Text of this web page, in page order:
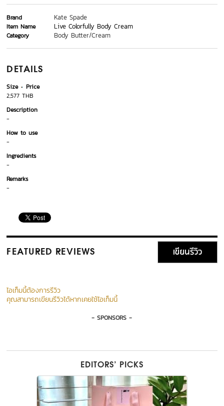
Brand Kate Spade
Item Name Live Colorfully Body Cream
Category Body Butter/Cream
DETAILS
Size
Price
2,577 THB
Description
-
How to use
-
Ingredients
-
Remarks
-
FEATURED REVIEWS เขียนรีวิว
ไอเท็มนี้ต้องการรีวิว
คุณสามารถเขียนรีวิวได้หากเคยใช้ไอเท็มนี้
- SPONSORS -
EDITORS’ PICKS